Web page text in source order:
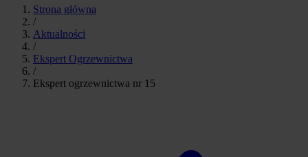
Strona główna
/
Aktualności
/
Ekspert Ogrzewnictwa
/
Ekspert ogrzewnictwa nr 15